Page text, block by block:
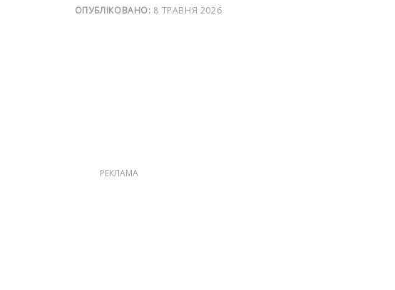
ОПУБЛІКОВАНО: 8 ТРАВНЯ 2026